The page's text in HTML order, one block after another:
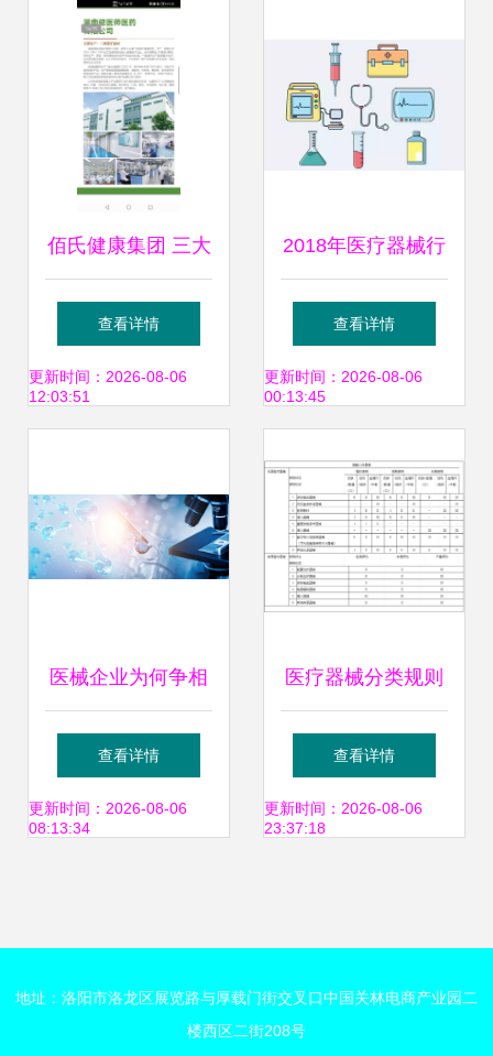
SUD与国际标准
佰氏健康集团 三大
生产工厂+二类医
疗器械百项批文，
通信设备领域
查看详情
更新时间：2026-08-06
12:03:51
2018年医疗器械行
业十大发展趋势
查看详情
更新时间：2026-08-06
00:13:45
医械企业为何争相
引入医疗器械管理
软件与电子产品
查看详情
更新时间：2026-08-06
08:13:34
医疗器械分类规则
详解
查看详情
更新时间：2026-08-06
23:37:18
地址：洛阳市洛龙区展览路与厚载门街交叉口中国关林电商产业园二
楼西区二街208号